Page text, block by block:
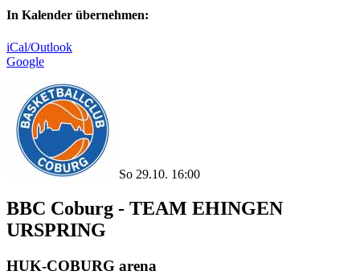
In Kalender übernehmen:
iCal/Outlook
Google
So 29.10. 16:00
BBC Coburg - TEAM EHINGEN
URSPRING
HUK-COBURG arena